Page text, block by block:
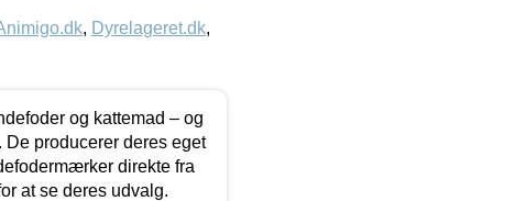
, Dyrelageret.dk,
og kattemad – og
producerer deres eget
direkte fra
at se deres udvalg.